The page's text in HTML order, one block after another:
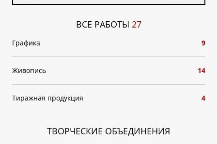
ВСЕ РАБОТЫ 27
Графика 9
Живопись 14
Тиражная продукция 4
ТВОРЧЕСКИЕ ОБЪЕДИНЕНИЯ